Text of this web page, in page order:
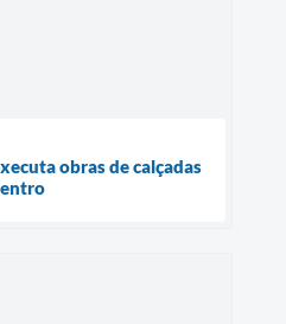
obras de calçadas